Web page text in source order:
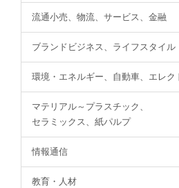
流通小売、物流、サービス、金融
ブランドビジネス、ライフスタイル
環境・エネルギー、自動車、エレク
マテリアル～プラスチック、
セラミックス、紙パルプ
情報通信
教育・人材